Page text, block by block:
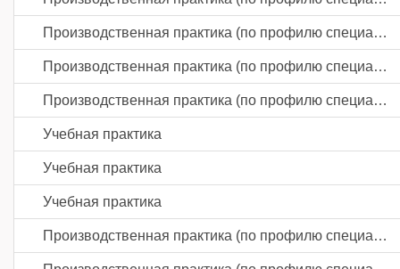
Производственная практика (по профилю специальности)
Производственная практика (по профилю специальности)
Производственная практика (по профилю специальности)
Учебная практика
Учебная практика
Учебная практика
Производственная практика (по профилю специальности)